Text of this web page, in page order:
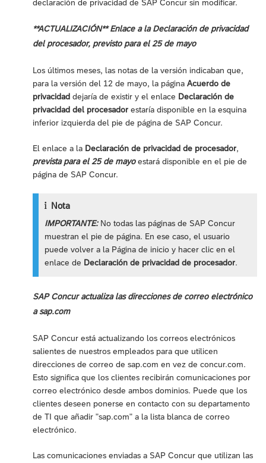
declaración de privacidad de SAP Concur sin modificar.
**ACTUALIZACIÓN** Enlace a la Declaración de privacidad
del procesador, previsto para el 25 de mayo
Los últimos meses, las notas de la versión indicaban que,
para la versión del 12 de mayo, la página Acuerdo de
privacidad dejaría de existir y el enlace Declaración de
privacidad del procesador estaría disponible en la esquina
inferior izquierda del pie de página de SAP Concur.
El enlace a la Declaración de privacidad de procesador,
prevista para el 25 de mayoestará disponible en el pie de
página de SAP Concur.
Nota
IMPORTANTE:No todas las páginas de SAP Concur
muestran el pie de página. En ese caso, el usuario
puede volver a la Página de inicio y hacer clic en el
enlace de Declaración de privacidad de procesador.
SAP Concur actualiza las direcciones de correo electrónico
a sap.com
SAP Concur está actualizando los correos electrónicos
salientes de nuestros empleados para que utilicen
direcciones de correo de sap.com en vez de concur.com.
Esto significa que los clientes recibirán comunicaciones por
correo electrónico desde ambos dominios. Puede que los
clientes deseen ponerse en contacto con su departamento
de TI que añadir "sap.com" a la lista blanca de correo
electrónico.
Las comunicaciones enviadas a SAP Concur que utilizan las